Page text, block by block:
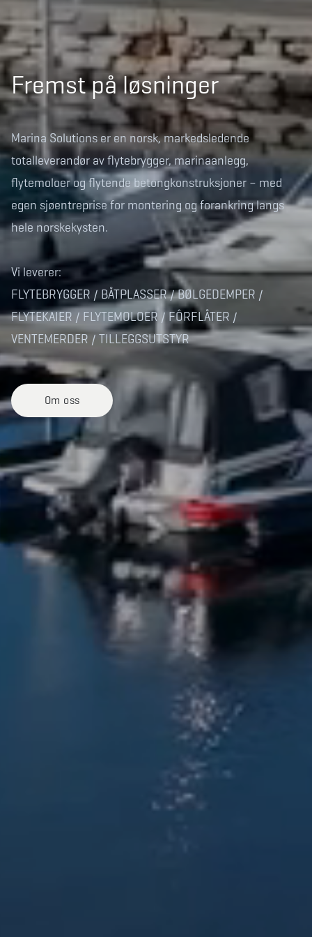
Fremst på løsninger
Marina Solutions er en norsk, markedsledende
totalleverandør av flytebrygger, marinaanlegg,
flytemoloer og flytende betongkonstruksjoner – med
egen sjøentreprise for montering og forankring langs
hele norskekysten.
Vi leverer:
FLYTEBRYGGER / BÅTPLASSER / BØLGEDEMPER /
FLYTEKAIER / FLYTEMOLOER / FÔRFLÅTER /
VENTEMERDER / TILLEGGSUTSTYR
Om oss